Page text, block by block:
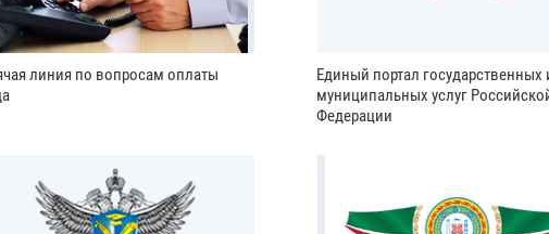
линия по вопросам оплаты
Единый портал государственных
муниципальных услуг
Федерации